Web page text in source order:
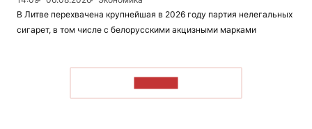
В Литве перехвачена крупнейшая в 2026 году партия нелегальных
сигарет, в том числе с белорусскими акцизными марками